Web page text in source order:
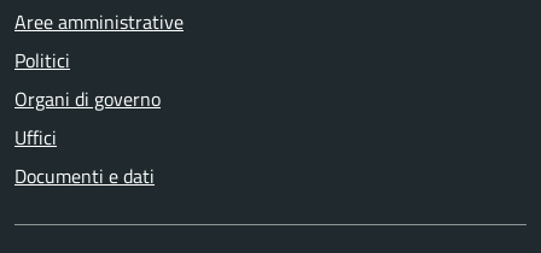
Aree amministrative
Politici
Organi di governo
Uffici
Documenti e dati